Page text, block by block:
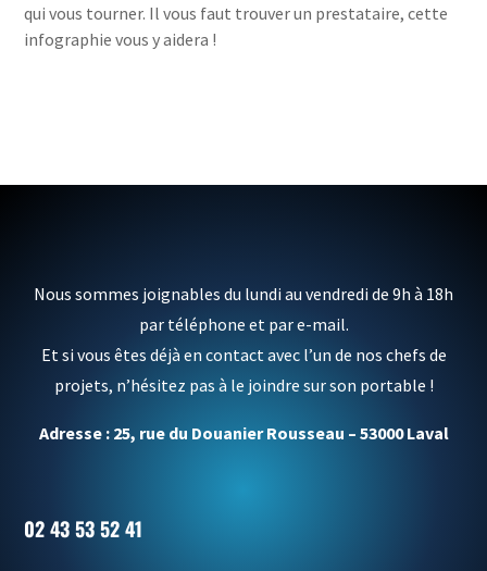
qui vous tourner. Il vous faut trouver un prestataire, cette
infographie vous y aidera !
Nous sommes joignables du lundi au vendredi de 9h à 18h
par téléphone et par e-mail.
Et si vous êtes déjà en contact avec l’un de nos chefs de
projets, n’hésitez pas à le joindre sur son portable !
Adresse : 25, rue du Douanier Rousseau – 53000 Laval
02 43 53 52 41